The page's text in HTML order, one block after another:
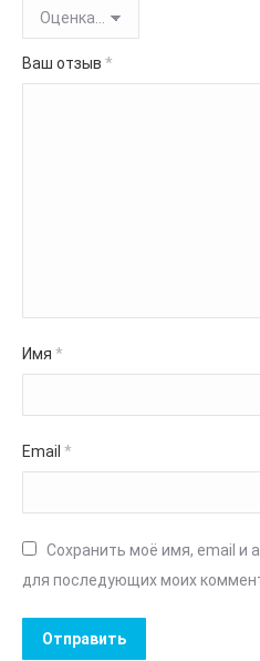
Ваш отзыв *
Имя *
Email *
Сохранить моё имя, email и
для последующих моих